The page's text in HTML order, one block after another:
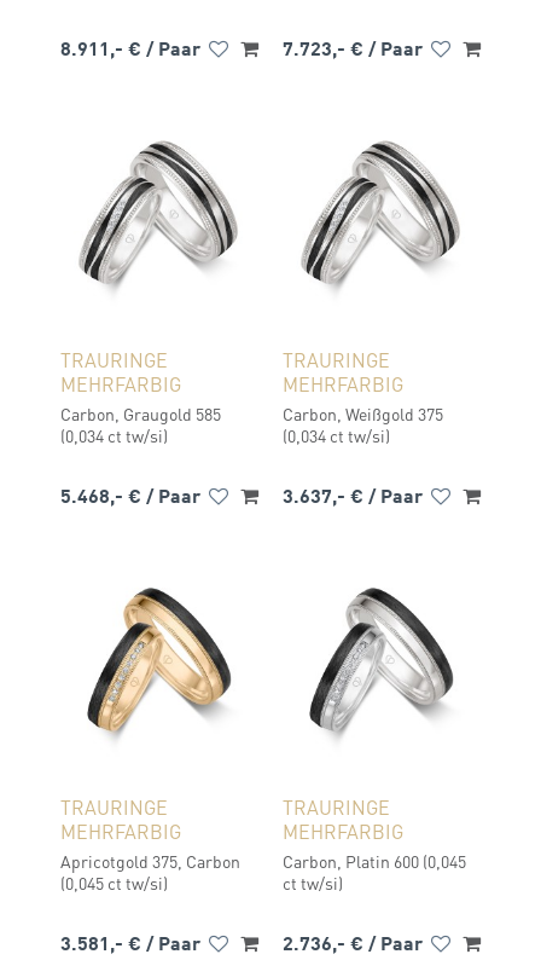
8.911,- € / Paar 7.723,- € / Paar
TRAURINGE
MEHRFARBIG
Carbon, Graugold 585
(0,034 ct tw/si)
5.468,- € / Paar
TRAURINGE
MEHRFARBIG
Carbon, Weißgold 375
(0,034 ct tw/si)
3.637,- € / Paar
TRAURINGE
MEHRFARBIG
Apricotgold 375, Carbon
(0,045 ct tw/si)
3.581,- € / Paar
TRAURINGE
MEHRFARBIG
Carbon, Platin 600 (0,045
ct tw/si)
2.736,- € / Paar